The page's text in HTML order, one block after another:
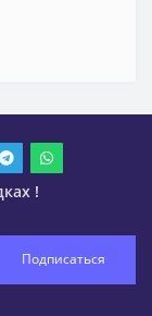
!
Подписаться